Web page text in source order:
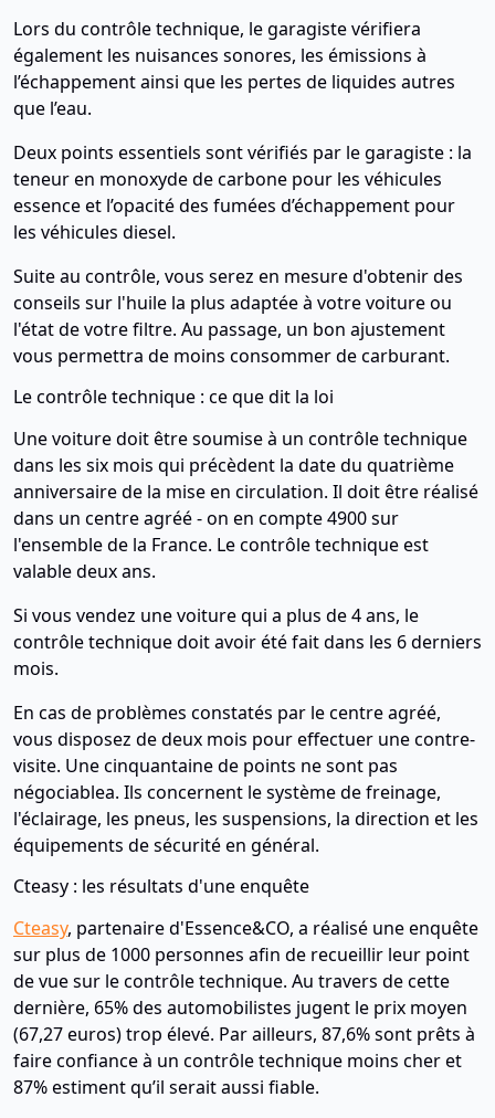
Lors du contrôle technique, le garagiste vérifiera
également les nuisances sonores, les émissions à
l’échappement ainsi que les pertes de liquides autres
que l’eau.
Deux points essentiels sont vérifiés par le garagiste : la
teneur en monoxyde de carbone pour les véhicules
essence et l’opacité des fumées d’échappement pour
les véhicules diesel.
Suite au contrôle, vous serez en mesure d'obtenir des
conseils sur l'huile la plus adaptée à votre voiture ou
l'état de votre filtre. Au passage, un bon ajustement
vous permettra de moins consommer de carburant.
Le contrôle technique : ce que dit la loi
Une voiture doit être soumise à un contrôle technique
dans les six mois qui précèdent la date du quatrième
anniversaire de la mise en circulation. Il doit être réalisé
dans un centre agréé - on en compte 4900 sur
l'ensemble de la France. Le contrôle technique est
valable deux ans.
Si vous vendez une voiture qui a plus de 4 ans, le
contrôle technique doit avoir été fait dans les 6 derniers
mois.
En cas de problèmes constatés par le centre agréé,
vous disposez de deux mois pour effectuer une contre-
visite. Une cinquantaine de points ne sont pas
négociablea. Ils concernent le système de freinage,
l'éclairage, les pneus, les suspensions, la direction et les
équipements de sécurité en général.
Cteasy : les résultats d'une enquête
Cteasy, partenaire d'Essence&CO, a réalisé une enquête
sur plus de 1000 personnes afin de recueillir leur point
de vue sur le contrôle technique. Au travers de cette
dernière, 65% des automobilistes jugent le prix moyen
(67,27 euros) trop élevé. Par ailleurs, 87,6% sont prêts à
faire confiance à un contrôle technique moins cher et
87% estiment qu’il serait aussi fiable.